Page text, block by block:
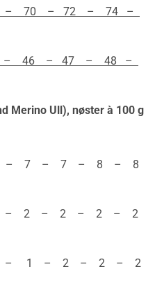
70 – 72 – 74 –
46 – 47 – 48 –
Merino Ull), nøster à 100 g
– 7 – 7 – 8 – 8
– 2 – 2 – 2 – 2
– 1 – 2 – 2 – 2